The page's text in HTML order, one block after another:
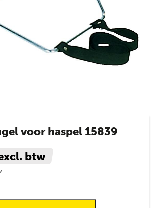
voor haspel 15839
btw